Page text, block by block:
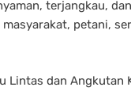
terjangkau,
petani,
Lintas dan Angkutan